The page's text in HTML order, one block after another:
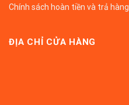
Chính sách hoàn tiền và trả hàng
ĐỊA CHỈ CỬA HÀNG